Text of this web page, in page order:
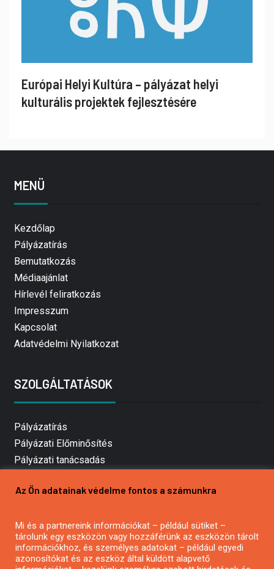
Európai Helyi Kultúra – pályázat helyi
kulturális projektek fejlesztésére
MENÜ
Kezdőlap
Pályázatírás
Bemutatkozás
Médiaajánlat
Hírlevél feliratkozás
Impresszum
Kapcsolat
Adatvédelmi Nyilatkozat
SZOLGÁLTATÁSOK
Pályázatírás
Pályázati Előminősítés
Pályázati tanácsadás
Mezőgazdasági pályázatírás
Pályázatírás civil szervezeteknek
Pályázatírás önkormányzatoknak
Pályázatfigyelés
Az Ön adatainak védelme fontos a számunkra
Mi és a partnereink információkat – például sütiket –
tárolunk egy eszközön vagy hozzáférünk az eszközön tárolt
információkhoz, és személyes adatokat – például egyedi
azonosítókat és az eszköz által küldött alapvető